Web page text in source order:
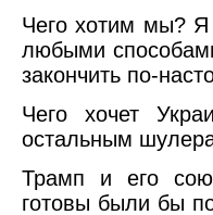
Чего хотим мы? Я
любыми
закончить по-
Чего хочет
остальным
Трамп и его
готовы были бы